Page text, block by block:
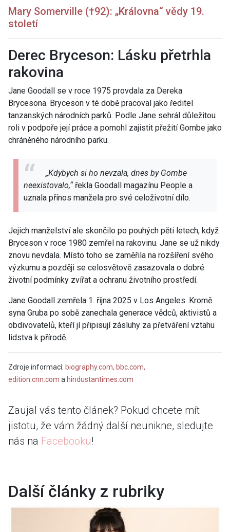
Mary Somerville (†92): „Královna“ vědy 19.
století
Derec Bryceson: Lásku přetrhla
rakovina
Jane Goodall se v roce 1975 provdala za Dereka
Brycesona. Bryceson v té době pracoval jako ředitel
tanzanských národních parků. Podle Jane sehrál důležitou
roli v podpoře její práce a pomohl zajistit přežití Gombe jako
chráněného národního parku.
„Kdybych si ho nevzala, dnes by Gombe
neexistovalo,“ řekla Goodall magazínu People a
uznala přínos manžela pro své celoživotní dílo.
Jejich manželství ale skončilo po pouhých pěti letech, když
Bryceson v roce 1980 zemřel na rakovinu. Jane se už nikdy
znovu nevdala. Místo toho se zaměřila na rozšíření svého
výzkumu a později se celosvětově zasazovala o dobré
životní podmínky zvířat a ochranu životního prostředí.
Jane Goodall zemřela 1. října 2025 v Los Angeles. Kromě
syna Gruba po sobě zanechala generace vědců, aktivistů a
obdivovatelů, kteří jí připisují zásluhy za přetváření vztahu
lidstva k přírodě.
Zdroje informací: biography.com, bbc.com,
edition.cnn.com a hindustantimes.com
Zaujal vás tento článek? Pokud chcete mít
jistotu, že vám žádný další neunikne, sledujte
nás na Facebooku!
Další články z rubriky